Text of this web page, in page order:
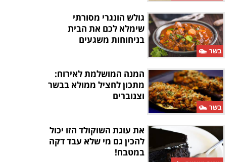
בשר
גולש הונגרי מסורתי
שימלא לכם את הבית
בניחוחות משגעים
בשר
המנה המושלמת לאירוח:
מתכון לחציל ממולא בבשר
וצנוברים
את עוגת השוקולד הזו יכול
להכין גם מי שלא עבד דקה
במטבח!